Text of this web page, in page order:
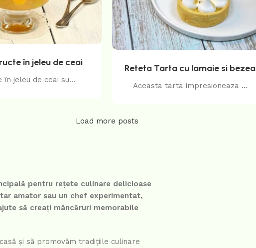
în jeleu de ceai
în jeleu de ceai su...
Reteta Tarta cu lamaie si bezea
Aceasta tarta impresioneaza ...
Load more posts
pentru rețete culinare delicioase
amator sau un chef experimentat,
să creați mâncăruri memorabile
și să promovăm tradițiile culinare